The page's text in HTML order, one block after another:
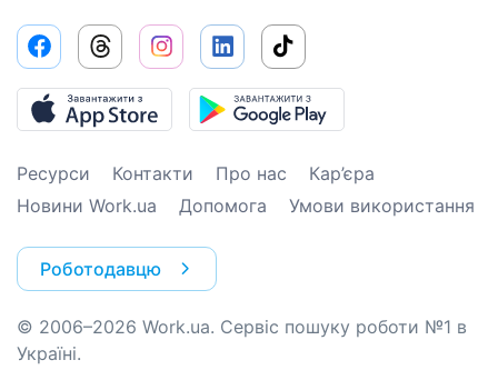
Ресурси Контакти Про нас
Кар’єра
Новини Work.ua
Допомога Умови використання
Роботодавцю
© 2006–2026 Work.ua. Сервіс пошуку роботи №1 в
Україні.